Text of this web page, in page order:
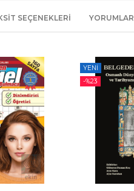
SEÇENEKLERI YORUMLAR
YENI
-%23